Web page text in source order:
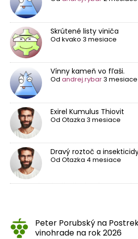
Skrútené listy viniča
Od kvako 3 mesiace
Vínny kameň vo fľaši.
Od andrej.rybar3 mesiace
Exirel Kumulus Thiovit
Od Otazka 3 mesiace
Dravý roztoč a
Od Otazka 4 mesiace
Peter Porubský na
vinohrade na rok 2026